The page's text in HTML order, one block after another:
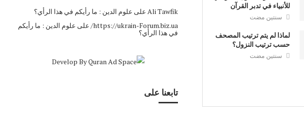
للأنبياء في تدبر القرآن
سنتين مضت
لماذا لم يتم ترتيب المصحف
حسب ترتيب النزول؟
سنتين مضت
Ali Tawfikعلى علوم الدين : ما رأيكم في هذا الرأي؟
https://ukrain-Forum.biz.ua/ على علوم الدين : ما رأيكم
في هذا الرأي؟
تابعنا على